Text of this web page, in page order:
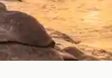
Sizilien entscheidet, den
Die italienische
und malerischen
um im Yoga Urlaub vom
baumeln zu lassen.